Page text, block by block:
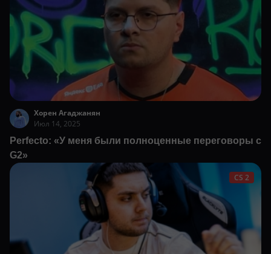
Хорен Агаджанян
Июл 14, 2025
Perfecto: «У меня были полноценные переговоры с
G2»
CS 2